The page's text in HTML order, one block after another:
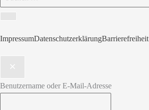
for:
ImpressumDatenschutzerklärungBarrierefreiheit
Benutzername oder E-Mail-Adresse